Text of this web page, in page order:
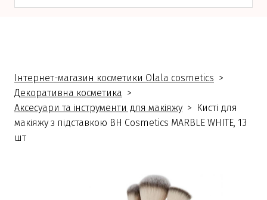
Інтернет-магазин косметики Olala cosmetics
Декоративна косметика
Аксесуари та інструменти для макіяжу
Кисті для
макіяжу з підставкою BH Cosmetics MARBLE WHITE, 13
шт